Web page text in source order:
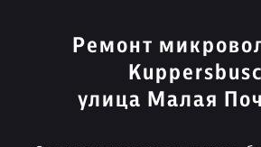
Ремонт
улица Малая